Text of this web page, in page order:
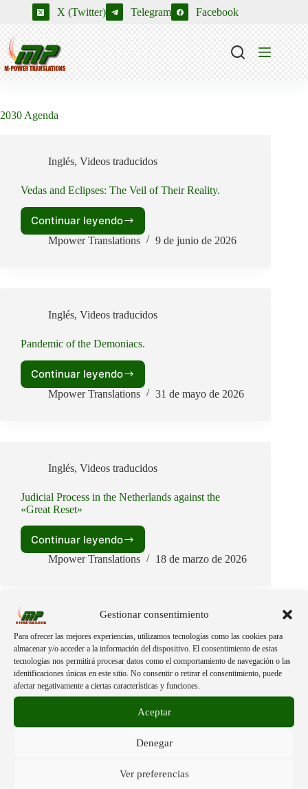
Gestionar consentimiento
Para ofrecer las mejores experiencias, utilizamos tecnologías como las cookies para
almacenar y/o acceder a la información del dispositivo. El consentimiento de estas
tecnologías nos permitirá procesar datos como el comportamiento de navegación o las
identificaciones únicas en este sitio. No consentir o retirar el consentimiento, puede
afectar negativamente a ciertas características y funciones.
Aceptar
Denegar
Ver preferencias
contenido
X (Twitter) Telegram Facebook
2030 Agenda
Inglés, Videos traducidos
Vedas and Eclipses: The Veil of Their Reality.
Continuar leyendo
Vedas
and
Reality.
Mpower Translations 9 de junio de 2026
Inglés, Videos traducidos
Pandemic of the Demoniacs.
Continuar leyendo
Pandemic
of
Mpower Translations 31 de mayo de 2026
Inglés, Videos traducidos
Judicial Process in the Netherlands against the
«Great Reset»
Continuar leyendo
Judicial
Process
against
«Great
Reset»
Mpower Translations 18 de marzo de 2026
Inglés,Videos traducidos
La Quinta Columna Responds.
Continuar leyendo
La
Columna
Mpower Translations 4 de marzo de 2026